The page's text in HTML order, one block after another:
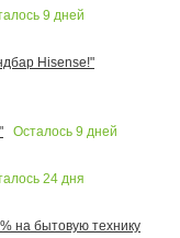
9 дней
Hisense!"
Осталось 9 дней
24 дня
на бытовую технику